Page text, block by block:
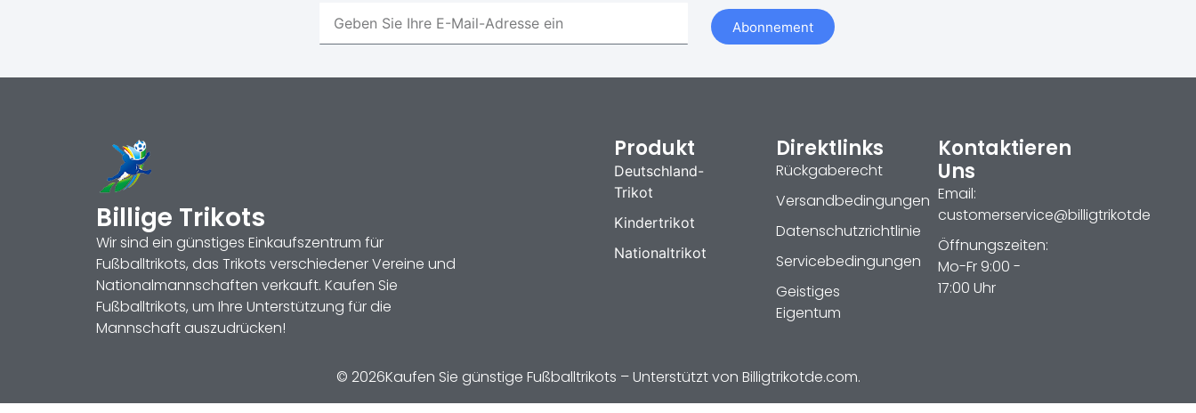
Abonnement
Billige Trikots
Wir sind ein günstiges Einkaufszentrum für
Fußballtrikots, das Trikots verschiedener Vereine und
Nationalmannschaften verkauft. Kaufen Sie
Fußballtrikots, um Ihre Unterstützung für die
Mannschaft auszudrücken!
Produkt
Deutschland-
Trikot
Kindertrikot
Nationaltrikot
Direktlinks
Rückgaberecht
Versandbedingungen
Datenschutzrichtlinie
Servicebedingungen
Geistiges
Eigentum
Kontaktieren
Uns
Email:
customerservice@billigtrikotde
Öffnungszeiten:
Mo-Fr 9:00 -
17:00 Uhr
© 2026Kaufen Sie günstige Fußballtrikots – Unterstützt von Billigtrikotde.com.